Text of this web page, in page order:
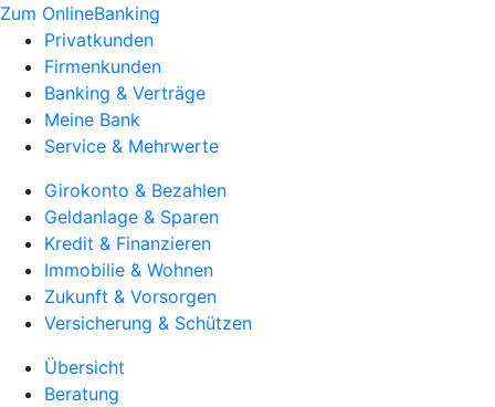
Zum OnlineBanking
Privatkunden
Firmenkunden
Banking & Verträge
Meine Bank
Service & Mehrwerte
Girokonto & Bezahlen
Geldanlage & Sparen
Kredit & Finanzieren
Immobilie & Wohnen
Zukunft & Vorsorgen
Versicherung & Schützen
Übersicht
Beratung